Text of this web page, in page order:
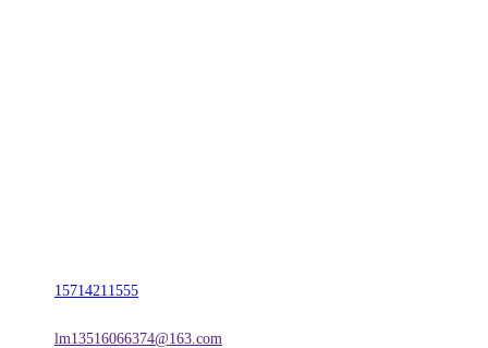
15714211555
lm13516066374@163.com